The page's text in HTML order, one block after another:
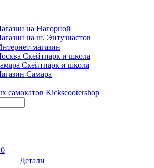
на Нагорной
на ш. Энтузиастов
магазин
Скейтпарк и школа
Скейтпарк и школа
Самара
0
Детали